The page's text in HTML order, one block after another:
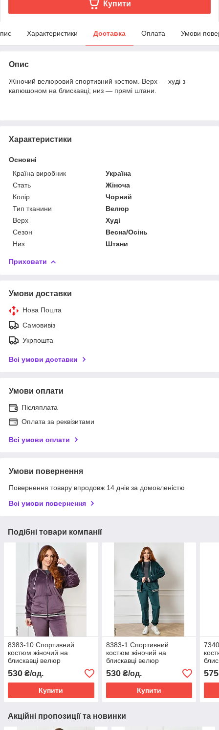
Купити
Характеристики Доставка Оплата Умови
Опис
Жіночий велюровий спортивний костюм. Верх — худі з
капюшоном на блискавці; низ — прямі штани.
Характеристики
Основні
Країна виробник
Україна
Стать
Жіноча
Колір
Чорний
Тип тканини
Велюр
Верх
Худі
Сезон
Весна/Осінь
Низ
Штани
Приховати
Умови доставки
Нова Пошта
Самовивіз
Укрпошта
Всі умови доставки
Умови оплати
Післяплата
Оплата за реквізитами
Всі умови оплати
Умови повернення
Повернення товару впродовж 14 днів за домовленістю
Всі умови повернення
Подібні товари компанії
8383-10 Спортивний
костюм жіночий на
блискавці велюр
напівбатал (4 од:
48,50,52,54)
530 ₴/од.
Купити
8383-1 Спортивний
костюм жіночий на
блискавці велюр
напівбатал (4 од:
48,50,52,54)
530₴/од.
Купити
575
Акційні пропозиції та новинки